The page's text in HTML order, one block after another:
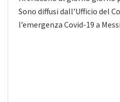
Sono diffusi dall’Ufficio del
l’emergenza Covid-19 a